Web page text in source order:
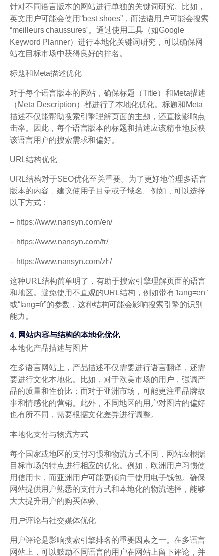
针对不同语言版本的网站进行单独的关键词研究。比如，
英文用户可能会使用“best shoes”，而法语用户可能会搜索
“meilleurs chaussures”。通过使用工具（如Google
Keyword Planner）进行本地化关键词研究，可以确保网
站在目标市场中获得良好的排名。
标题和Meta描述优化
对于每个语言版本的网站，确保标题（Title）和Meta描述
（Meta Description）都进行了本地化优化。标题和Meta
描述不仅能帮助搜索引擎理解页面的主题，还直接影响点
击率。因此，每个语言版本的标题和描述应该精准地反映
该语言用户的搜索需求和偏好。
URL结构优化
URL结构对于SEO优化至关重要。为了更好地管理多语言
版本的内容，建议使用子目录或子域名。例如，可以选择
以下方式：
– https://www.nansyn.com/en/
– https://www.nansyn.com/fr/
– https://www.nansyn.com/zh/
这种URL结构简单明了，有助于搜索引擎理解页面的语言
和地区。避免使用不直观的URL结构，例如带有“lang=en”
或“lang=fr”的参数，这种结构可能会影响搜索引擎的识别
能力。
4. 网站内容与结构的本地化优化
本地化产品描述与图片
在多语言网站上，产品描述不仅需要进行语言翻译，还需
要进行文化本地化。比如，对于欧美市场的用户，强调产
品的质量和性价比；而对于亚洲市场，可能更注重品牌故
事和情感化的营销。此外，不同地区的用户对图片的偏好
也有所不同，需要根据文化差异进行调整。
本地化支付与物流方式
每个国家或地区的支付习惯和物流方式不同，网站应根据
目标市场的特点进行相应的优化。例如，欧洲用户习惯使
用信用卡，而亚洲用户可能更倾向于使用电子钱包。确保
网站提供用户熟悉的支付方式和本地化的物流选择，能够
大大提升用户的购买体验。
用户评论与社交媒体优化
用户评论是影响搜索引擎排名的重要因素之一。在多语言
网站上，可以鼓励不同语言的用户在网站上留下评论，并